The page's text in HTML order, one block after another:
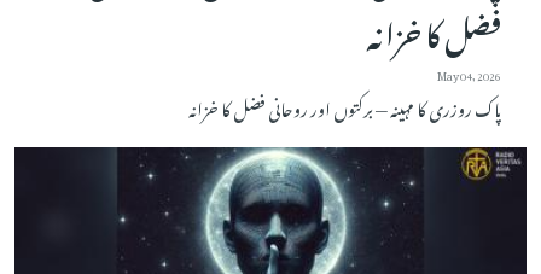
فضل کا خزانہ
May 04, 2026
پاک روزری کا مہینہ — برکتوں اور روحانی فضل کا خزانہ